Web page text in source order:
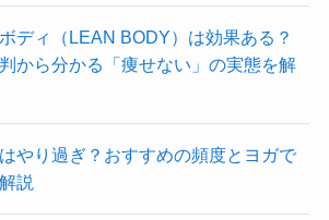
ディ（LEAN BODY）は効果ある？
から分かる「痩せない」の実態を解
やり過ぎ？おすすめの頻度とヨガで
説